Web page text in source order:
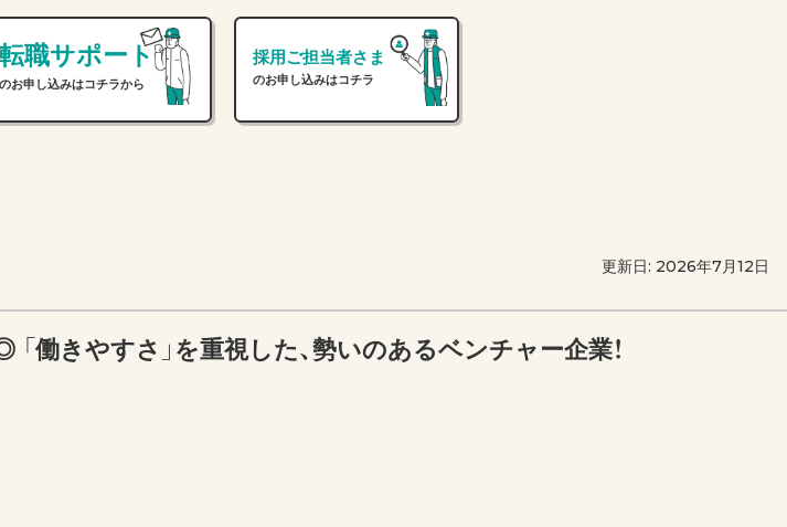
転職サポート
のお申し込みはコチラから
採用ご担当者さま
のお申し込みはコチラ
更新日: 2026年7月12日
働きやすさ」を重視した、勢いのあるベンチャー企業！